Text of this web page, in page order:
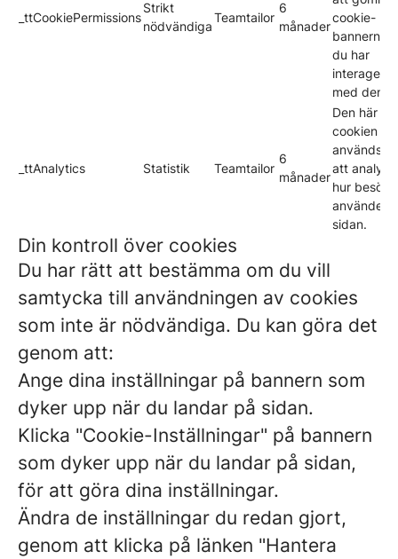
_ttCookiePermissions
Strikt
nödvändiga
Teamtailor
6
månader
cookie-
bannern
du har
interagerat
med den.
_ttAnalytics Statistik Teamtailor
6
månader
Den här
cookien
används
att
hur
använder
sidan.
Din kontroll över cookies
Du har rätt att bestämma om du vill
samtycka till användningen av cookies
som inte är nödvändiga. Du kan göra det
genom att:
Ange dina inställningar på bannern som
dyker upp när du landar på sidan.
Klicka "Cookie-Inställningar" på bannern
som dyker upp när du landar på sidan,
för att göra dina inställningar.
Ändra de inställningar du redan gjort,
genom att klicka på länken "Hantera